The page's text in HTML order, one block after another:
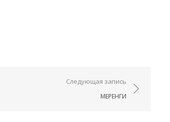
Следующая запись
МЕРЕНГИ